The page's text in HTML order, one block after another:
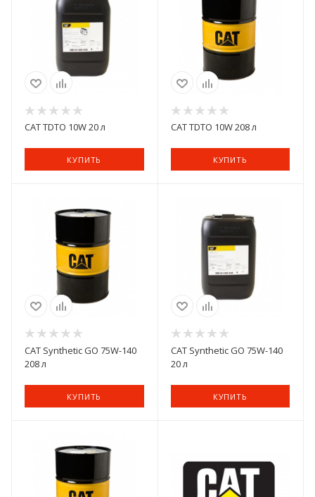
CAT TDTO 10W 20 л
КУПИТЬ
CAT TDTO 10W 208 л
КУПИТЬ
CAT Synthetic GO 75W-140
208 л
КУПИТЬ
CAT Synthetic GO 75W-140
20 л
КУПИТЬ